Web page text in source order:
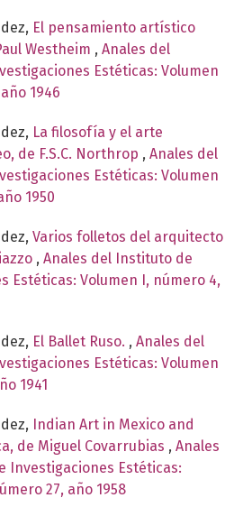
El pensamiento artístico
Westheim , Anales del
Estéticas: Volumen
1946
La filosofía y el arte
de F.S.C. Northrop , Anales del
Estéticas: Volumen
1950
Varios folletos del arquitecto
, Anales del Instituto de
Estéticas: Volumen I, número 4,
El Ballet Ruso. , Anales del
Estéticas: Volumen
1941
Indian Art in Mexico and
de Miguel Covarrubias , Anales
Investigaciones Estéticas:
27, año 1958